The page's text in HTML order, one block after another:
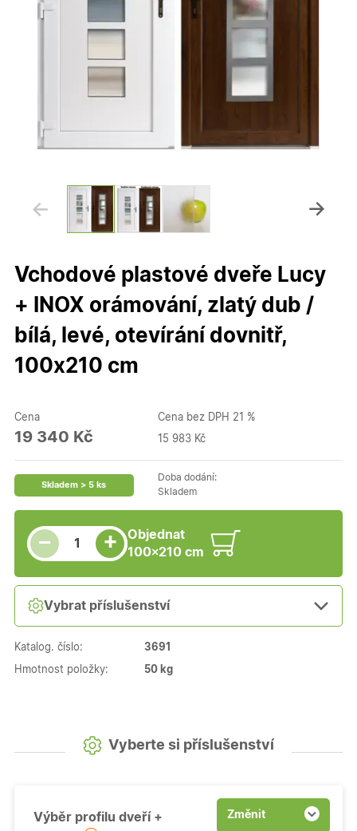
Vchodové plastové dveře Lucy
+ INOX orámování, zlatý dub /
bílá, levé, otevírání dovnitř,
100x210 cm
Cena
19 340 Kč
Cena bez DPH 21 %
15 983 Kč
Skladem > 5 ks
Doba dodání:
Skladem
−
Snížit množství
Počet kusů +
Zvýšit množství
Objednat
100×210 cm
Vybrat příslušenství
Katalog. číslo: 3691
Hmotnost položky: 50 kg
Vyberte si příslušenství
Výběr profilu dveří +
Změnit